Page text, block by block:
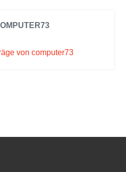
von computer73